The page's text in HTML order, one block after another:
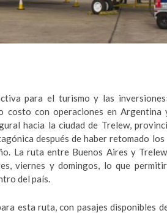
para el turismo y las
costo con operaciones en
hacia la ciudad de Trelew,
después de haber retomado los
La ruta entre Buenos Aires y
viernes y domingos, lo que
del país.
esta ruta, con pasajes disponibles